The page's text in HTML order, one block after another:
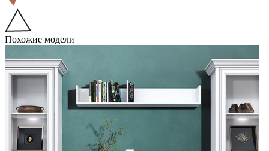
Похожие модели